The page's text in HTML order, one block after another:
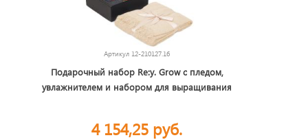
Артикул 12-210127.16
Подарочный набор Re:y. Grow с пледом,
увлажнителем и набором для выращивания
4 154,25 руб.